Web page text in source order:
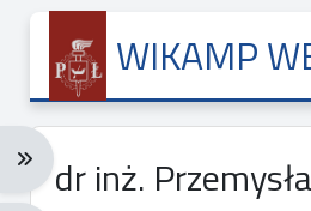
WIKAMP
Rozwiń menu nawigacji: Ctrl + Alt + →
dr inż.